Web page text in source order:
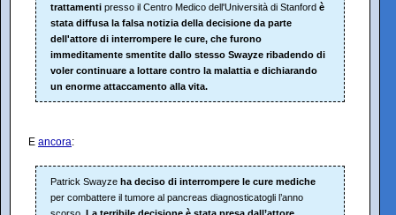
trattamenti presso il Centro Medico dell'Università di Stanford è
stata diffusa la falsa notizia della decisione da parte
dell'attore di interrompere le cure, che furono
immeditamente smentite dallo stesso Swayze ribadendo di
voler continuare a lottare contro la malattia e dichiarando
un enorme attaccamento alla vita.
E ancora:
Patrick Swayze ha deciso di interrompere le cure mediche
per combattere il tumore al pancreas diagnosticatogli l’anno